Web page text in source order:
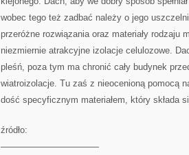
wobec tego też zadbać należy o jego
przeróżne rozwiązania oraz materiały rodzaju
niezmiernie atrakcyjne izolacje celulozowe.
pleśń, poza tym ma chronić cały budynek
wiatroizolacje. Tu zaś z nieocenioną pomocą
dość specyficznym materiałem, który składa
źródło:
———————————